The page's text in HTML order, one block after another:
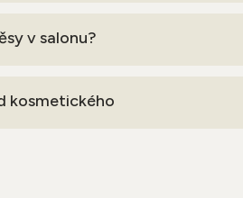
v salonu?
kosmetického